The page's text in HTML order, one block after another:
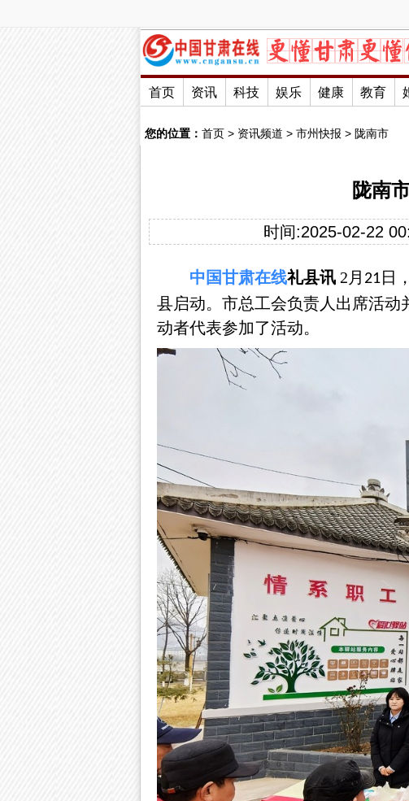
首页 资讯 科技 娱乐 健康 教育
您的位置： 首页 > 资讯频道 > 市州快报 > 陇南市
陇南
时间:2025-02-22
中国甘肃在线礼县讯 2月 21 日
县启动。市总工会负责人出席活动
动者代表参加了活动。